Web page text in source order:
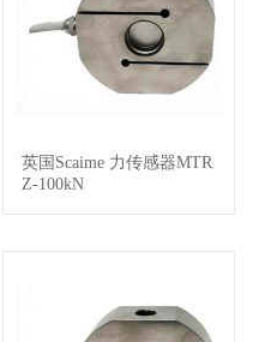
查看详情
英国Scaime 力传感器MTR
Z-100kN